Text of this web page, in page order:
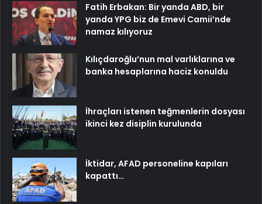
Fatih Erbakan: Bir yanda ABD, bir
yanda YPG biz de Emevi Camii’nde
namaz kılıyoruz
Kılıçdaroğlu’nun mal varlıklarına ve
banka hesaplarına haciz konuldu
İhraçları istenen teğmenlerin dosyası
ikinci kez disiplin kurulunda
İktidar, AFAD personeline kapıları
kapattı…